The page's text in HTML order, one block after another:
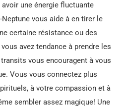
une énergie fluctuante
vous aide à en tirer le
certaine résistance ou des
avez tendance à prendre les
vous encouragent à vous
Vous vous connectez plus
à votre compassion et à
sembler assez magique! Une